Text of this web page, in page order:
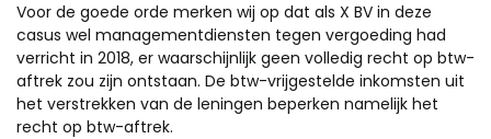
Voor de goede orde merken wij op dat als X BV in deze
casus wel managementdiensten tegen vergoeding had
verricht in 2018, er waarschijnlijk geen volledig recht op btw-
aftrek zou zijn ontstaan. De btw-vrijgestelde inkomsten uit
het verstrekken van de leningen beperken namelijk het
recht op btw-aftrek.